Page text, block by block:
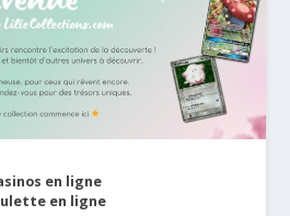
en ligne
en ligne